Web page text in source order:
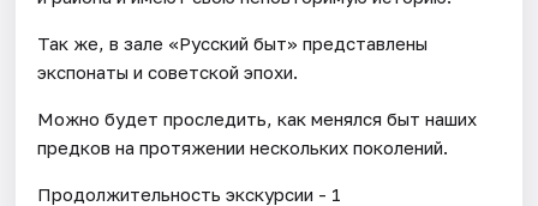
Так же, в зале «Русский быт» представлены
экспонаты и советской эпохи.
Можно будет проследить, как менялся быт наших
предков на протяжении нескольких поколений.
Продолжительность экскурсии - 1